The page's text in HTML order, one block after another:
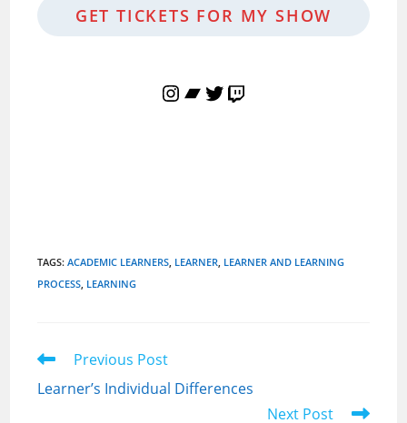
GET TICKETS FOR MY SHOW
Instagram
Bandcamp
Twitter
Twitch
TAGS:ACADEMIC LEARNERS, LEARNER, LEARNER AND LEARNING
PROCESS, LEARNING
Read
articles
Previous Post
Learner’s Individual Differences
Next Post